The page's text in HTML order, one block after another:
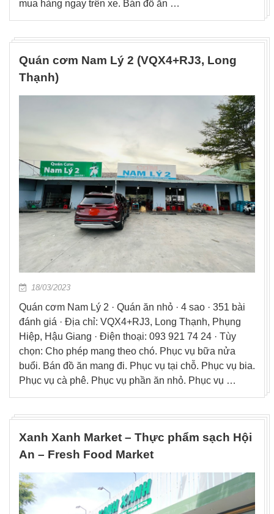
mua hàng ngay trên xe. Bán đồ ăn …
Quán cơm Nam Lý 2 (VQX4+RJ3, Long
Thạnh)
18/03/2023
Quán cơm Nam Lý 2 · Quán ăn nhỏ · 4 sao · 351 bài
đánh giá · Địa chỉ: VQX4+RJ3, Long Thạnh, Phụng
Hiệp, Hậu Giang · Điện thoại: 093 921 74 24 · Tùy
chọn: Cho phép mang theo chó. Phục vụ bữa nửa
buổi. Bán đồ ăn mang đi. Phục vụ tại chỗ. Phục vụ bia.
Phục vụ cà phê. Phục vụ phần ăn nhỏ. Phục vụ …
Xanh Xanh Market – Thực phẩm sạch Hội
An – Fresh Food Market